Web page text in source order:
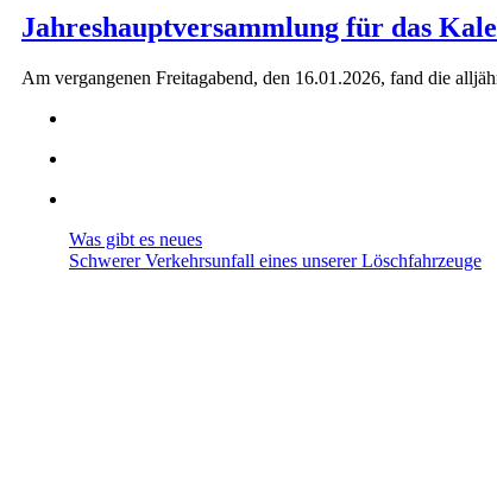
Jahreshauptversammlung für das
Am vergangenen Freitagabend, den 16.01.2026, fand die
Was gibt es neues
Schwerer Verkehrsunfall eines unserer Löschfahrzeuge